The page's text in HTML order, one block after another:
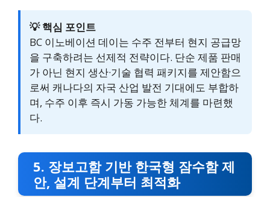
💡 핵심 포인트
BC 이노베이션 데이는 수주 전부터 현지 공급망
을 구축하려는 선제적 전략이다. 단순 제품 판매
가 아닌 현지 생산·기술 협력 패키지를 제안함으
로써 캐나다의 자국 산업 발전 기대에도 부합하
며, 수주 이후 즉시 가동 가능한 체계를 마련했
다.
5. 장보고함 기반 한국형 잠수함 제
안, 설계 단계부터 최적화